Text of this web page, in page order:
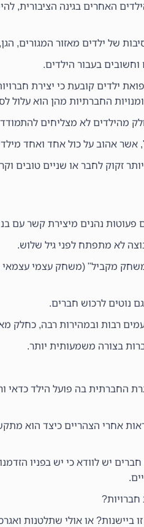
האחרים בגינה הציבורית,
של ילדים מאזור
בעבור הילדים.
ילדים קובעת כי יצירת
החברתיות מהן הוא עלול
מהילדים לא מצליחים להתמודד
אשר אהוב על כול אחד ואחד
זקוק לחבר או שניים טובים
פעוטות נהנים מיצירת קשר עם
לא מתפתח לפני גיל שלוש.
מקביל" (משחק עצמי עצמאי
נוטים לרכוש חברים.
רבות ובמהירות רבה, כחלק
החברתית בה פועל הילד כדאי
אחרי הצהריים כיצד הוא
יש לוודא כי יש בפניו
ביישנות? או אולי שתלטנות